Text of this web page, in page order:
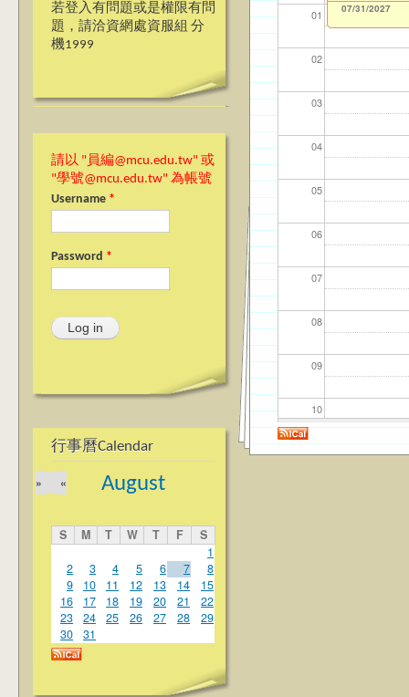
若登入有問題或是權限有問
題，請洽資網處資服組 分
機1999
請以 "員編@mcu.edu.tw" 或
"學號@mcu.edu.tw" 為帳號
Username *
Password *
行事曆Calendar
August
«
»
S M T W T F
S
1
2
3 4 5 6 7
8
9
10 11 12 13 14
15
16
17 18 19 20 21
22
23
24 25 26 27 28
29
30
31
01
02
03
04
05
06
07
08
09
10
11
12/31/2027
07/31/2027